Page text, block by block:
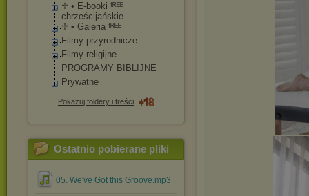
♱ • E-booki ᶠᴿᴱᴱ
chrześcijańskie
♱ • Galeria ᶠᴿᴱᴱ
Filmy przyrodnicze
Filmy religijne
PROGRAMY BIBLIJNE
Prywatne
Pokazuj foldery i treści
Ostatnio pobierane pliki
05. We've Got this Groove.mp3